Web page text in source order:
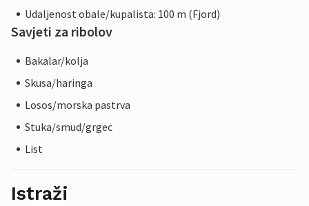
Udaljenost obale/kupalista: 100 m (Fjord)
Savjeti za ribolov
Bakalar/kolja
Skusa/haringa
Losos/morska pastrva
Stuka/smud/grgec
List
Istraži